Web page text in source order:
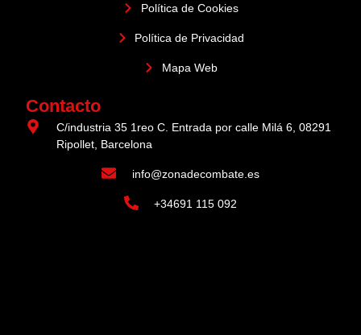
Política de Cookies
Política de Privacidad
Mapa Web
Contacto
C/industria 35 1reo C. Entrada por calle Milá 6, 08291
Ripollet, Barcelona
info@zonadecombate.es
+34691 115 092